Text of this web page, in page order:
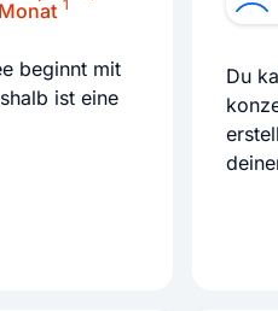
Monat 1
beginnt mit
ist eine
Du